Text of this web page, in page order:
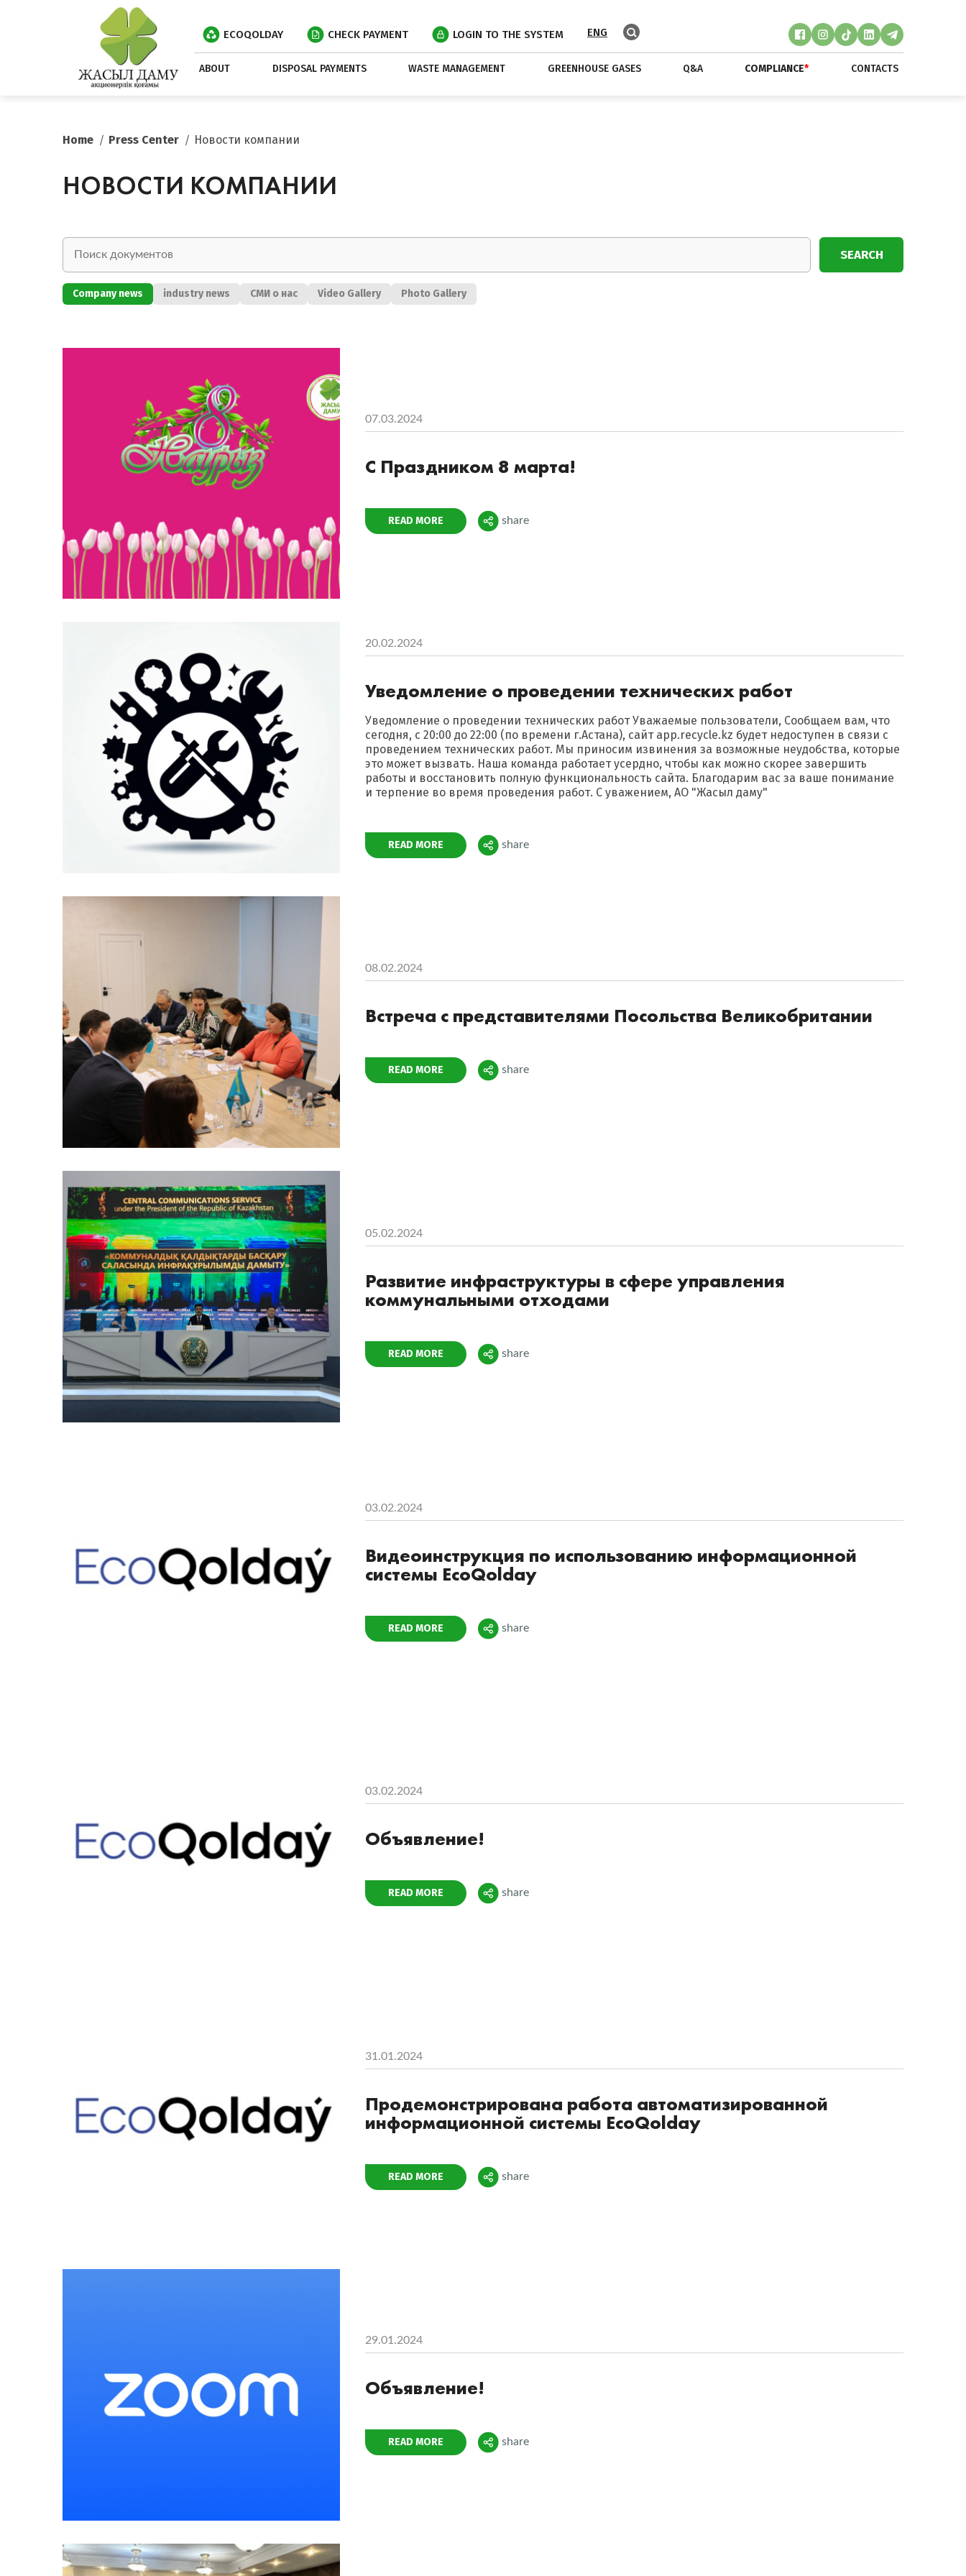
ECOQOLDAY CHECK PAYMENT LOGIN TO THE SYSTEM ENG
ABOUT DISPOSAL PAYMENTS WASTE MANAGEMENT GREENHOUSE GASES Q&A COMPLIANCE* CONTACTS
Home Press Center Новости компании
НОВОСТИ КОМПАНИИ
SEARCH
Company news industry news СМИ о нас Video Gallery Photo Gallery
07.03.2024
С Праздником 8 марта!
READ MORE Поделиться
share
20.02.2024
Уведомление о проведении технических работ
Уведомление о проведении технических работ Уважаемые пользователи, Сообщаем вам, что
сегодня, с 20:00 до 22:00 (по времени г.Астана), сайт app.recycle.kz будет недоступен в связи с
проведением технических работ. Мы приносим извинения за возможные неудобства, которые
это может вызвать. Наша команда работает усердно, чтобы как можно скорее завершить
работы и восстановить полную функциональность сайта. Благодарим вас за ваше понимание
и терпение во время проведения работ. С уважением, АО "Жасыл даму"
READ MORE Поделиться
share
08.02.2024
Встреча с представителями Посольства Великобритании
READ MORE Поделиться
share
05.02.2024
Развитие инфраструктуры в сфере управления
коммунальными отходами
READ MORE Поделиться
share
03.02.2024
Видеоинструкция по использованию информационной
системы EcoQolday
READ MORE Поделиться
share
03.02.2024
Объявление!
READ MORE Поделиться
share
31.01.2024
Продемонстрирована работа автоматизированной
информационной системы EcoQolday
READ MORE Поделиться
share
29.01.2024
Объявление!
READ MORE Поделиться
share